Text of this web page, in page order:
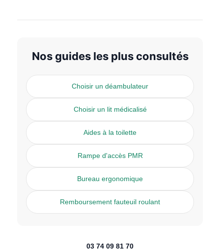
Nos guides les plus consultés
Choisir un déambulateur
Choisir un lit médicalisé
Aides à la toilette
Rampe d'accès PMR
Bureau ergonomique
Remboursement fauteuil roulant
03 74 09 81 70